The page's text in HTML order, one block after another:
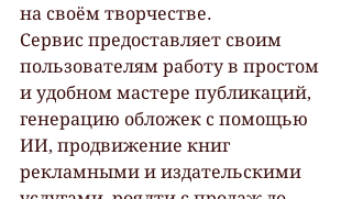
на своём творчестве.
Сервис предоставляет своим
пользователям работу в простом
и удобном мастере публикаций,
генерацию обложек с помощью
ИИ, продвижение книг
рекламными и издательскими